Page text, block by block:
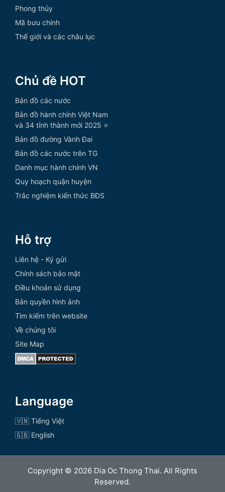
Phong thủy
Mã bưu chính
Thế giới và các châu lục
Chủ đề HOT
Bản đồ các nước
Bản đồ hành chính Việt Nam
và 34 tỉnh thành mới 2025 ⭐
Bản đồ đường Vành Đai
Bản đồ các nước trên TG
Danh mục hành chính VN
Quy hoạch quận huyện
Trắc nghiệm kiến thức BĐS
Hỗ trợ
Liên hệ - Ký gửi
Chính sách bảo mật
Điều khoản sử dụng
Bản quyền hình ảnh
Tìm kiếm trên website
Về chúng tôi
Site Map
Language
🇻🇳 Tiếng Việt
🇬🇧 English
Copyright © 2026 Dia Oc Thong Thai. All Rights
Reserved.